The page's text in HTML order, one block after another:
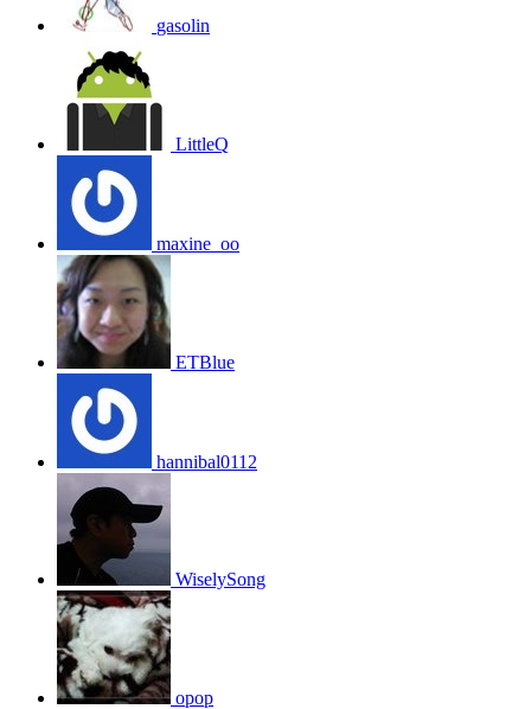
gasolin
LittleQ
maxine_oo
ETBlue
hannibal0112
WiselySong
opop